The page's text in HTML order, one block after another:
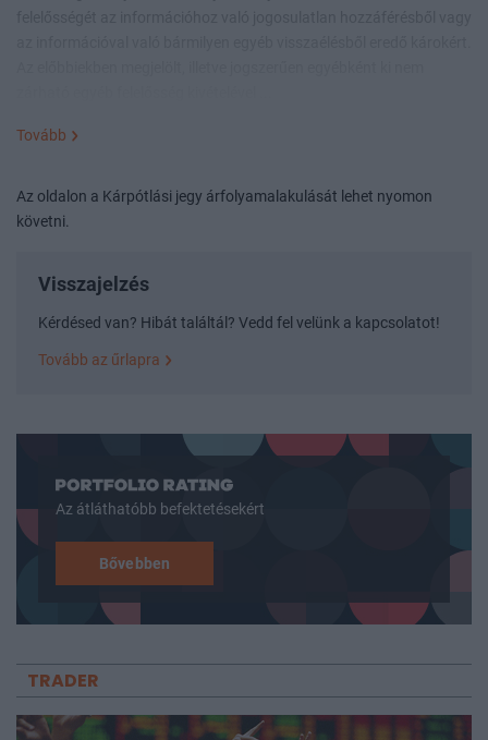
Tovább
Az oldalon a Kárpótlási jegy árfolyamalakulását lehet nyomon
követni.
Visszajelzés
Kérdésed van? Hibát találtál? Vedd fel velünk a kapcsolatot!
Tovább az űrlapra
Az átláthatóbb befektetésekért
Bővebben
TRADER